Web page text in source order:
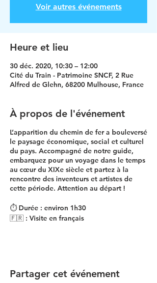
Voir autres événements
Heure et lieu
30 déc. 2020, 10:30 – 12:00
Cité du Train - Patrimoine SNCF, 2 Rue
Alfred de Glehn, 68200 Mulhouse, France
À propos de l'événement
L’apparition du chemin de fer a bouleversé
le paysage économique, social et culturel
du pays. Accompagné de notre guide,
embarquez pour un voyage dans le temps
au cœur du XIXe siècle et partez à la
rencontre des inventeurs et artistes de
cette période. Attention au départ !
⏱️ Durée : environ 1h30
🇫🇷 : Visite en français
Partager cet événement